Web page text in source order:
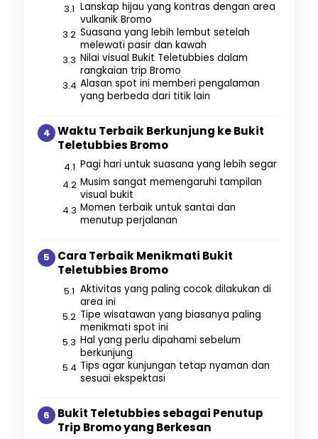
Lanskap hijau yang kontras dengan area
vulkanik Bromo
Suasana yang lebih lembut setelah
melewati pasir dan kawah
Nilai visual Bukit Teletubbies dalam
rangkaian trip Bromo
Alasan spot ini memberi pengalaman
yang berbeda dari titik lain
Waktu Terbaik Berkunjung ke Bukit
Teletubbies Bromo
Pagi hari untuk suasana yang lebih segar
Musim sangat memengaruhi tampilan
visual bukit
Momen terbaik untuk santai dan
menutup perjalanan
Cara Terbaik Menikmati Bukit
Teletubbies Bromo
Aktivitas yang paling cocok dilakukan di
area ini
Tipe wisatawan yang biasanya paling
menikmati spot ini
Hal yang perlu dipahami sebelum
berkunjung
Tips agar kunjungan tetap nyaman dan
sesuai ekspektasi
Bukit Teletubbies sebagai Penutup
Trip Bromo yang Berkesan